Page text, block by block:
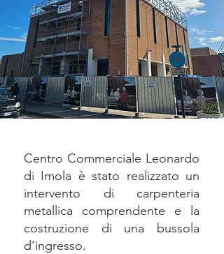
Centro Commerciale Leonardo
di Imola è stato realizzato un
intervento di carpenteria
metallica comprendente e la
costruzione di una bussola
d’ingresso.